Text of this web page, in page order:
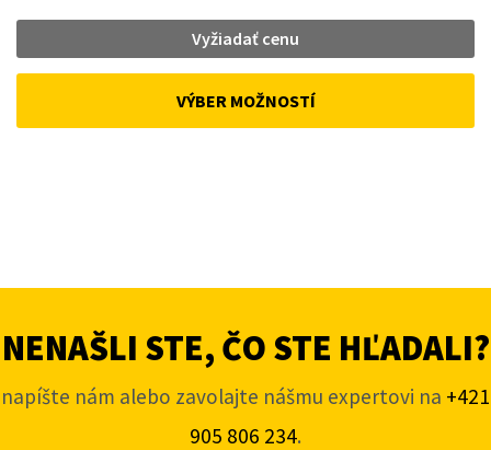
Vyžiadať cenu
VÝBER MOŽNOSTÍ
NENAŠLI STE, ČO STE HĽADALI?
napíšte nám alebo zavolajte nášmu expertovi na +421
905 806 234.